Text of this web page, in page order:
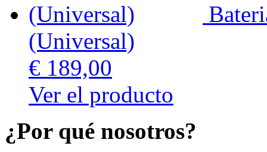
(Universal)
€ 189,00
Ver el producto
¿Por qué nosotros?